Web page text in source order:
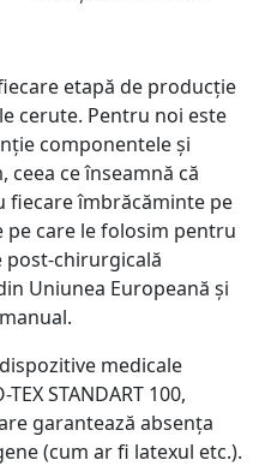
etapă de producție
cerute. Pentru noi este
componentele și
ce înseamnă că
fiecare îmbrăcăminte pe
care le folosim pentru
post-chirurgicală
Uniunea Europeană și
medicale
STANDART 100,
garantează absența
(cum ar fi latexul etc.).